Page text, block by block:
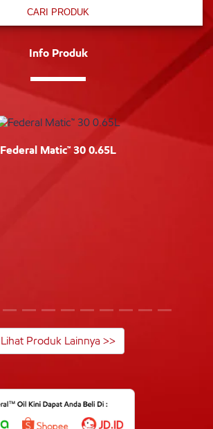
CARI PRODUK
Info Produk
Federal Matic™ 30 0.65L
Lihat Produk Lainnya >>